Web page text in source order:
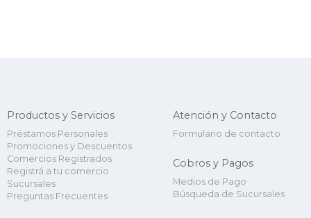
Productos y Servicios
Préstamos Personales
Promociones y Descuentos
Comercios Registrados
Registrá a tu comercio
Sucursales
Preguntas Frecuentes
Atención y Contacto
Formulario de contacto
Cobros y Pagos
Medios de Pago
Búsqueda de Sucursales